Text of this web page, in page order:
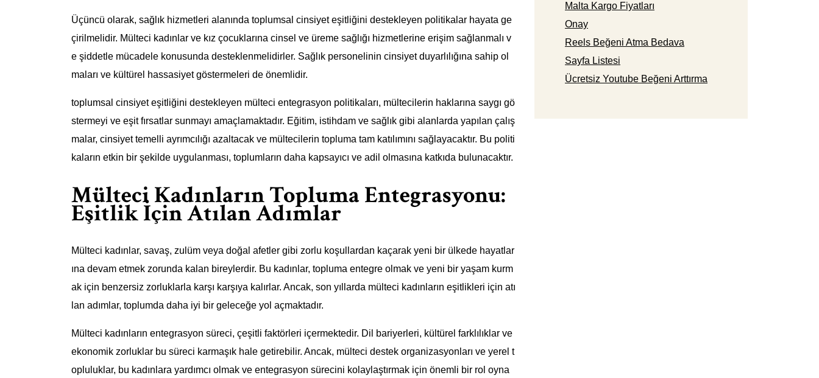
Üçüncü olarak, sağlık hizmetleri alanında toplumsal cinsiyet eşitliğini destekleyen politikalar hayata ge
çirilmelidir. Mülteci kadınlar ve kız çocuklarına cinsel ve üreme sağlığı hizmetlerine erişim sağlanmalı v
e şiddetle mücadele konusunda desteklenmelidirler. Sağlık personelinin cinsiyet duyarlılığına sahip ol
maları ve kültürel hassasiyet göstermeleri de önemlidir.
toplumsal cinsiyet eşitliğini destekleyen mülteci entegrasyon politikaları, mültecilerin haklarına saygı gö
stermeyi ve eşit fırsatlar sunmayı amaçlamaktadır. Eğitim, istihdam ve sağlık gibi alanlarda yapılan çalış
malar, cinsiyet temelli ayrımcılığı azaltacak ve mültecilerin topluma tam katılımını sağlayacaktır. Bu politi
kaların etkin bir şekilde uygulanması, toplumların daha kapsayıcı ve adil olmasına katkıda bulunacaktır.
Mülteci Kadınların Topluma Entegrasyonu:
Eşitlik İçin Atılan Adımlar
Mülteci kadınlar, savaş, zulüm veya doğal afetler gibi zorlu koşullardan kaçarak yeni bir ülkede hayatlar
ına devam etmek zorunda kalan bireylerdir. Bu kadınlar, topluma entegre olmak ve yeni bir yaşam kurm
ak için benzersiz zorluklarla karşı karşıya kalırlar. Ancak, son yıllarda mülteci kadınların eşitlikleri için atı
lan adımlar, toplumda daha iyi bir geleceğe yol açmaktadır.
Mülteci kadınların entegrasyon süreci, çeşitli faktörleri içermektedir. Dil bariyerleri, kültürel farklılıklar ve
ekonomik zorluklar bu süreci karmaşık hale getirebilir. Ancak, mülteci destek organizasyonları ve yerel t
opluluklar, bu kadınlara yardımcı olmak ve entegrasyon sürecini kolaylaştırmak için önemli bir rol oyna
Malta Kargo Fiyatları
Onay
Reels Beğeni Atma Bedava
Sayfa Listesi
Ücretsiz Youtube Beğeni Arttırma